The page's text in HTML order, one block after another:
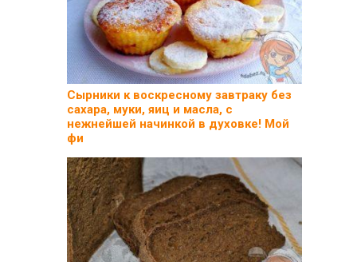
Сырники к воскресному завтраку без
сахара, муки, яиц и масла, с
нежнейшей начинкой в духовке! Мой
фи